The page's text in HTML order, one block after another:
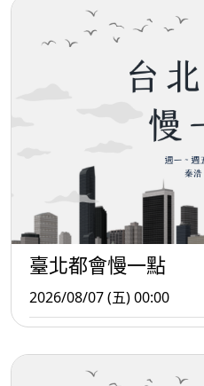
臺北都會慢一點
2026/08/07 (五) 00:00